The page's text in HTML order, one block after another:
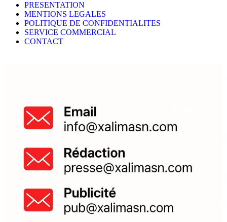
PRESENTATION
MENTIONS LEGALES
POLITIQUE DE CONFIDENTIALITES
SERVICE COMMERCIAL
CONTACT